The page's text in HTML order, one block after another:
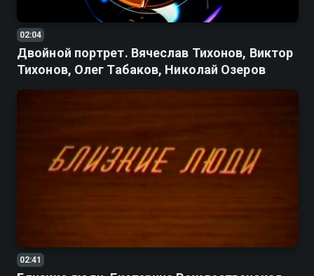
02:04
Двойной портрет. Вячеслав Тихонов, Виктор
Тихонов, Олег Табаков, Николай Озеров
02:41